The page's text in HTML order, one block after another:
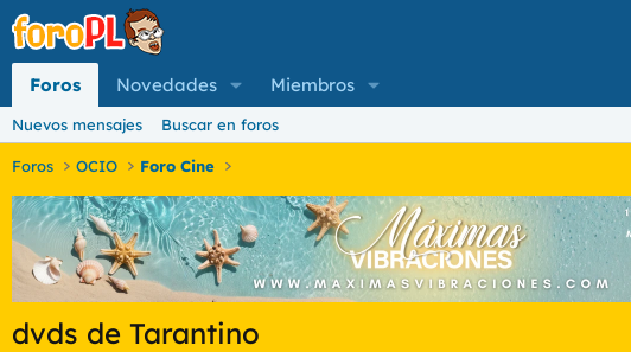
Foros Novedades Miembros
Nuevos mensajes Buscar en foros
Foros OCIO Foro Cine
dvds de Tarantino